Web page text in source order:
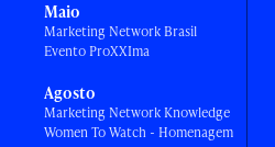
Maio
Marketing Network Brasil
Evento ProXXIma
Agosto
Marketing Network Knowledge
Women To Watch - Homenagem